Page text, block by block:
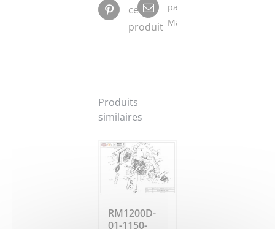
ce
produit
par
Mail
Produits
similaires
RM1200D-
01-1150-